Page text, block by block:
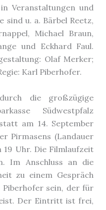
Veranstaltungen und
sind u. a. Bärbel Reetz,
Michael Braun,
und Eckhard Faul.
Olaf Merker;
Karl Piberhofer.
die großzügige
Südwestpfalz
am 14. September
Pirmasens (Landauer
19 Uhr. Die Filmlaufzeit
Im Anschluss an die
zu einem Gespräch
sein, der für
Der Eintritt ist frei,